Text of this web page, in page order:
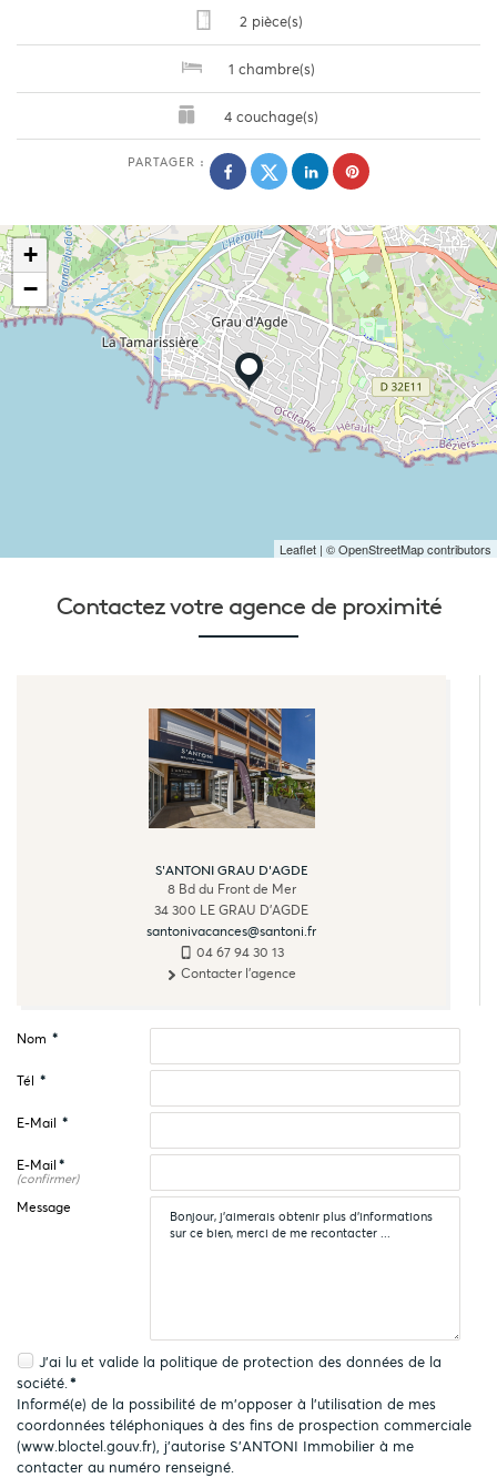
2 pièce(s)
1 chambre(s)
4 couchage(s)
PARTAGER :
+
−
Leaflet | © OpenStreetMap contributors
Contactez votre agence de proximité
S'ANTONI GRAU D'AGDE
8 Bd du Front de Mer
34 300 LE GRAU D'AGDE
santonivacances@santoni.fr
04 67 94 30 13
Contacter l'agence
Nom *
Tél *
E-Mail *
E-Mail *
(confirmer)
Message
J'ai lu et valide la politique de protection des données de la
société.*
Informé(e) de la possibilité de m'opposer à l'utilisation de mes
coordonnées téléphoniques à des fins de prospection commerciale
(www.bloctel.gouv.fr), j'autorise S'ANTONI Immobilier à me
contacter au numéro renseigné.